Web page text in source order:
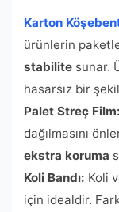
Karton
ürünlerin
stabilite sunar.
hasarsız bir
Palet Streç Film:
dağılmasını
ekstra koruma
Koli Bandı: Koli
için idealdir.